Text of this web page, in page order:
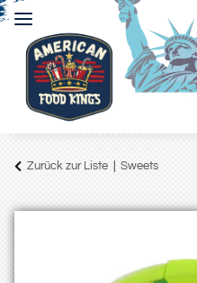
Zurück zur Liste Sweets